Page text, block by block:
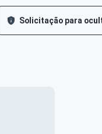
Solicitação para